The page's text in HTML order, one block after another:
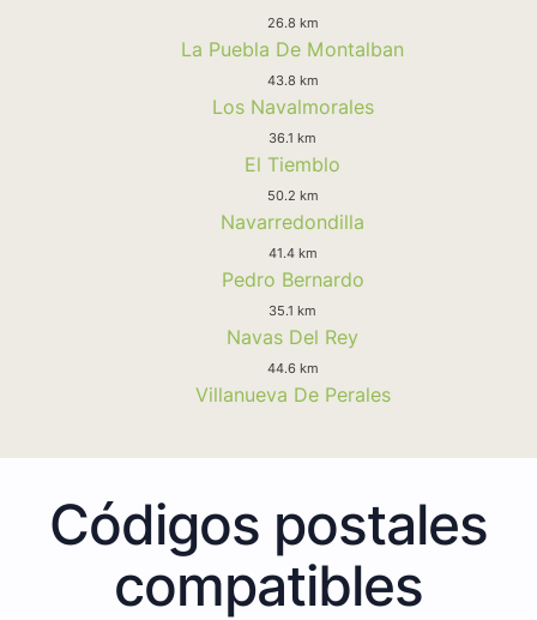
26.8 km
La Puebla De Montalban
43.8 km
Los Navalmorales
36.1 km
El Tiemblo
50.2 km
Navarredondilla
41.4 km
Pedro Bernardo
35.1 km
Navas Del Rey
44.6 km
Villanueva De Perales
Códigos postales
compatibles